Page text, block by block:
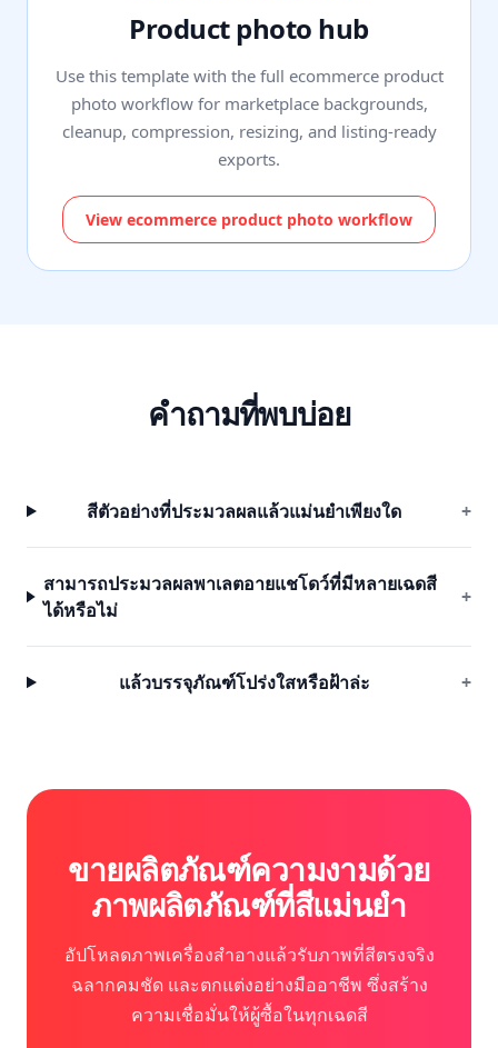
Product photo hub
Use this template with the full ecommerce product
photo workflow for marketplace backgrounds,
cleanup, compression, resizing, and listing-ready
exports.
View ecommerce product photo workflow
คำถามที่พบบ่อย
สีตัวอย่างที่ประมวลผลแล้วแม่นยำเพียงใด +
สามารถประมวลผลพาเลตอายแชโดว์ที่มีหลายเฉดสี
ได้หรือไม่
+
แล้วบรรจุภัณฑ์โปร่งใสหรือฝ้าล่ะ +
ขายผลิตภัณฑ์ความงามด้วย
ภาพผลิตภัณฑ์ที่สีแม่นยำ
อัปโหลดภาพเครื่องสำอางแล้วรับภาพที่สีตรงจริง
ฉลากคมชัด และตกแต่งอย่างมืออาชีพ ซึ่งสร้าง
ความเชื่อมั่นให้ผู้ซื้อในทุกเฉดสี